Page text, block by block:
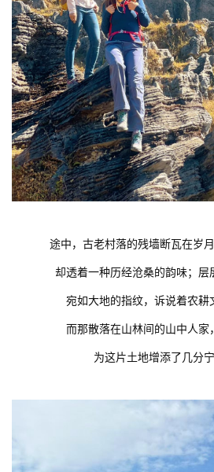
途中，古老村落的残墙断瓦在岁
却透着一种历经沧桑的韵味；层
宛如大地的指纹，诉说着农耕
而那散落在山林间的山中人家
为这片土地增添了几分